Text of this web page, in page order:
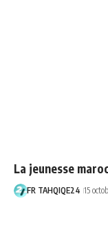
La jeunesse
FR TAHQIQE24 15